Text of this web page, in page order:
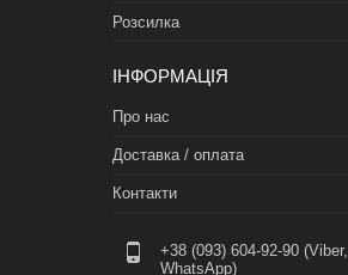
Розсилка
ІНФОРМАЦІЯ
Про нас
Доставка / оплата
Контакти
+38 (093) 604-92-90 (Viber,
WhatsApp)